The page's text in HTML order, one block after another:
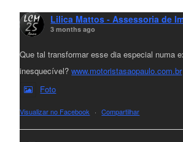
Lilica Mattos - Assessoria de
3 months ago
Que tal transformar esse dia especial numa
inesquecível?www.motoristasaopaulo.com.br
Foto
Visualizar no Facebook · Compartilhar